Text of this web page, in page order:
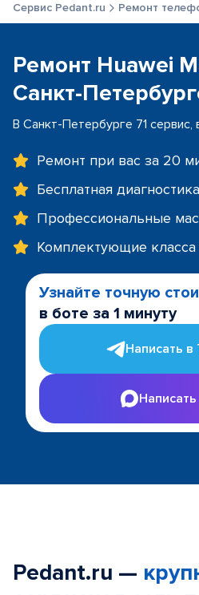
Сервис Pedant.ru Ремонт
Ремонт Huawei
Санкт-
В Санкт-Петербурге 71 сервис,
Ремонт при вас за 20
Бесплатная диагностика
Профессиональные
Комплектующие класса
Узнайте точную
в боте за 1 минуту
Написать в
Pedant.ru —